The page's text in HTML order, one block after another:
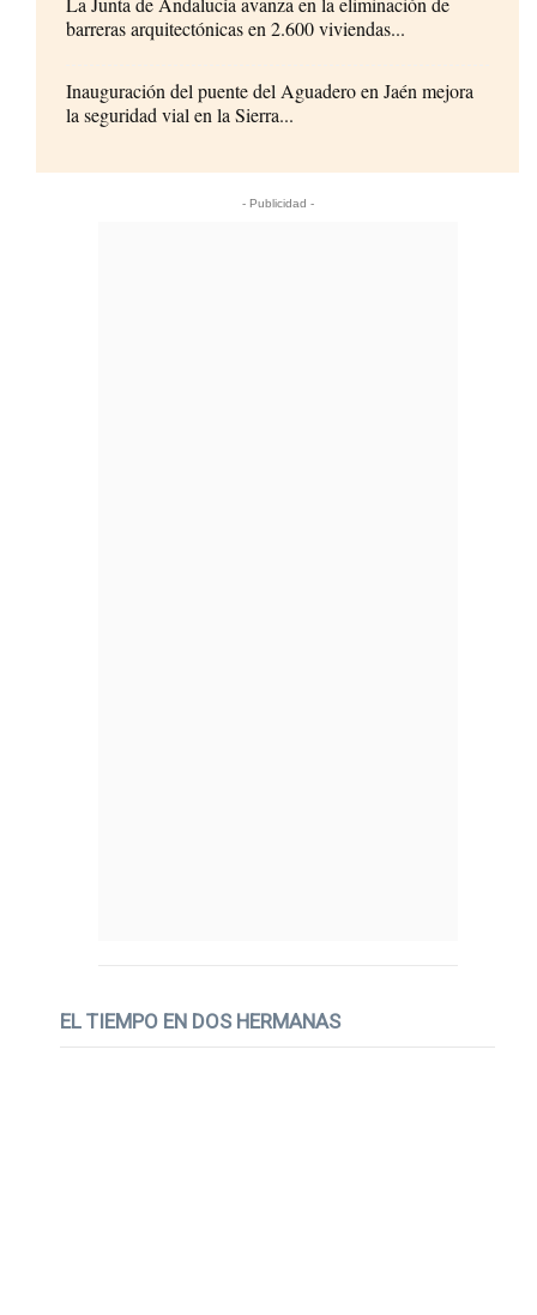
barreras arquitectónicas en 2.600 viviendas...
Inauguración del puente del Aguadero en Jaén mejora
la seguridad vial en la Sierra...
- Publicidad -
EL TIEMPO EN DOS HERMANAS